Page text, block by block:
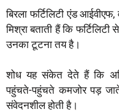
बिरला फर्टिलिटी एंड आईवीएफ,
मिश्रा बताती हैं कि
उनका टूटना तय है।
शोध यह संकेत देते हैं कि
पहुंचते-पहुंचते कमजोर पड़
संवेदनशील होती है।